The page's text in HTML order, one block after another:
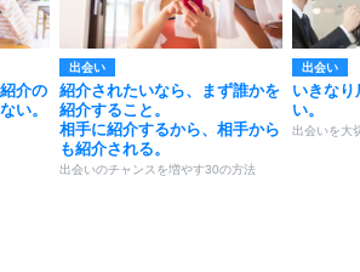
介の
い。
出会い
紹介されたいなら、まず誰かを
紹介すること。
相手に紹介するから、相手から
も紹介される。
出会いのチャンスを増やす30の方法
出会い
いきなり
い。
出会いを大